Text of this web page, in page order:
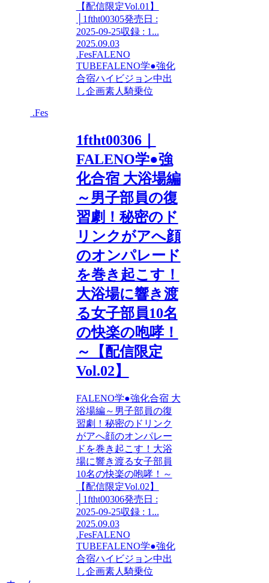
【配信限定Vol.01】
│1ftht00305発売日 :
2025-09-25収録 : 1...
2025.09.03
.FesFALENO
TUBEFALENO学●強化
合宿ハイビジョン中出
し企画素人 騎乗位
.Fes
1ftht00306｜
FALENO学●強
化合宿 大浴場編
～男子部員の復
習劇！秘密のド
リンクがアへ顔
のオンパレード
を巻き起こす！
大浴場に響き渡
る女子部員10名
の快楽の咆哮！
～【配信限定
Vol.02】
FALENO学●強化合宿 大
浴場編～男子部員の復
習劇！秘密のドリンク
がアへ顔のオンパレー
ドを巻き起こす！大浴
場に響き渡る女子部員
10名の快楽の咆哮！～
【配信限定Vol.02】
│1ftht00306発売日 :
2025-09-25収録 : 1...
2025.09.03
.FesFALENO
TUBEFALENO学●強化
合宿ハイビジョン中出
し企画素人 騎乗位